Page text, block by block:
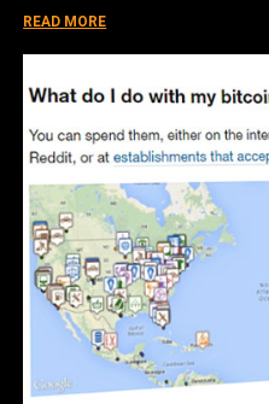
READ MORE